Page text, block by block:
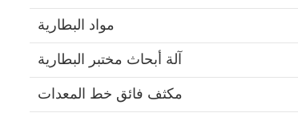
مواد البطارية
آلة أبحاث مختبر البطارية
مكثف فائق خط المعدات